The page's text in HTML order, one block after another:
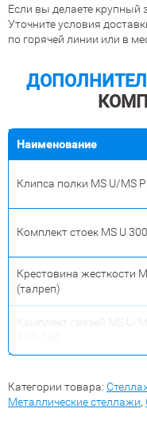
Если вы делаете крупный
Уточните условия
по горячей линии или в
Наименование
Клипса полки MS U/MS
Комплект стоек MS U 300
Крестовина жесткости
(талреп)
Комплект связей MS U/
Категории товара:
Металлические стеллажи,